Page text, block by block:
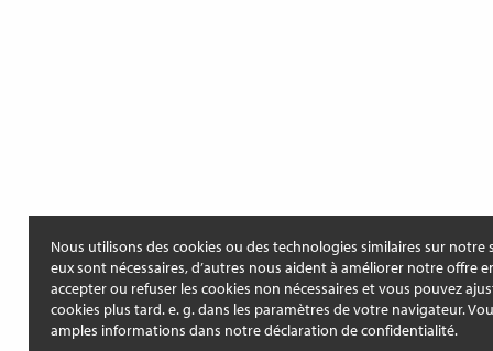
Nous utilisons des cookies ou des technologies similaires sur notre
eux sont nécessaires, d’autres nous aident à améliorer notre offre
accepter ou refuser les cookies non nécessaires et vous pouvez
cookies plus tard. e. g. dans les paramètres de votre navigateur.
amples informations dans notre déclaration de confidentialité.